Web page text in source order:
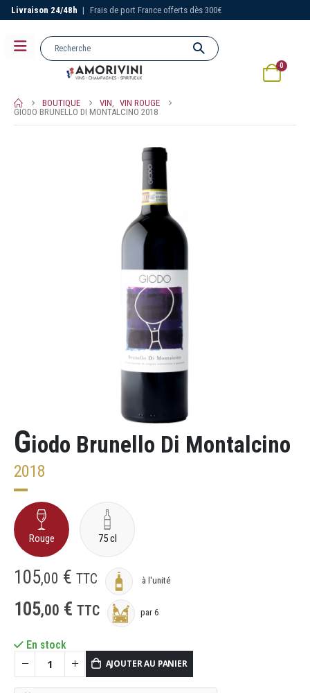
Livraison 24/48h | Frais de port France offerts dès 300€
0
BOUTIQUE VIN, VIN ROUGE
GIODO BRUNELLO DI MONTALCINO 2018
Giodo Brunello Di Montalcino
2018
Rouge 75 cl
105,00 € TTC à l'unité
105,00 € TTC par 6
En stock
AJOUTER AU PANIER